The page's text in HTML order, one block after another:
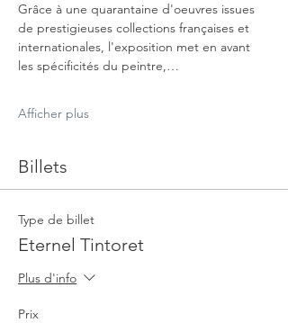
Grâce à une quarantaine d'oeuvres issues
de prestigieuses collections françaises et
internationales, l'exposition met en avant
les spécificités du peintre,…
Afficher plus
Billets
Type de billet
Eternel Tintoret
Plus d'info
Prix